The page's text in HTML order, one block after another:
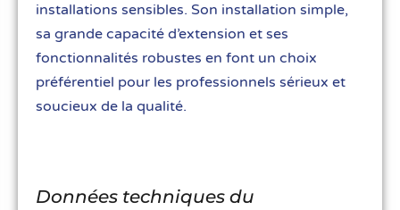
installations sensibles. Son installation simple,
sa grande capacité d’extension et ses
fonctionnalités robustes en font un choix
préférentiel pour les professionnels sérieux et
soucieux de la qualité.
Données techniques du